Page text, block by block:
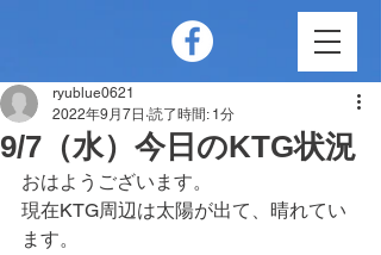
9/7（水）今日のKTG状況
ryublue0621
2022年9月7日 読了時間: 1分
おはようございます。
現在KTG周辺は太陽が出て、晴れてい
ます。